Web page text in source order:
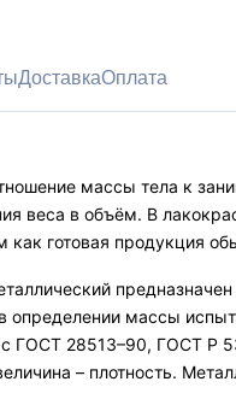
ДоставкаОплата
массы тела к
веса в объём. В
готовая продукция
определении массы
с ГОСТ 28513–90, ГОСТ Р
– плотность.